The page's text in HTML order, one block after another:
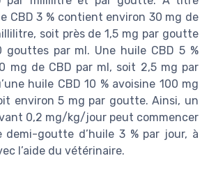
CBD 3 % contient environ 30 mg de
soit près de 1,5 mg par goutte
gouttes par ml. Une huile CBD 5 %
mg de CBD par ml, soit 2,5 mg par
huile CBD 10 % avoisine 100 mg
environ 5 mg par goutte. Ainsi, un
0,2 mg/kg/jour peut commencer
demi-goutte d’huile 3 % par jour, à
l’aide du vétérinaire.